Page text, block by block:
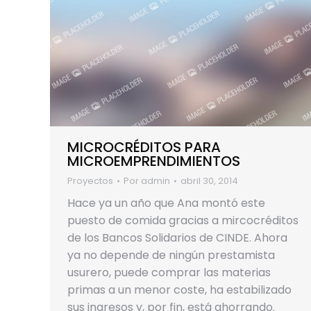
MICROCRÉDITOS PARA
MICROEMPRENDIMIENTOS
Proyectos Por admin abril 30, 2014
Hace ya un año que Ana montó este
puesto de comida gracias a mircocréditos
de los Bancos Solidarios de CINDE. Ahora
ya no depende de ningún prestamista
usurero, puede comprar las materias
primas a un menor coste, ha estabilizado
sus ingresos y, por fin, está ahorrando.